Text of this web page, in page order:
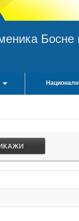
Босне